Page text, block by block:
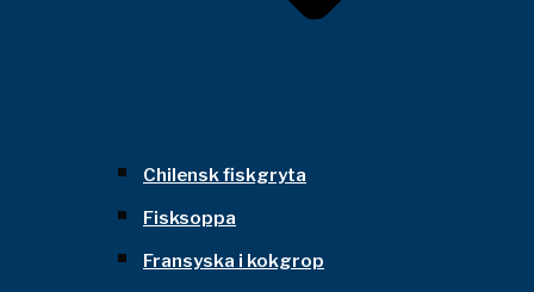
Chilensk fiskgryta
Fisksoppa
Fransyska i kokgrop